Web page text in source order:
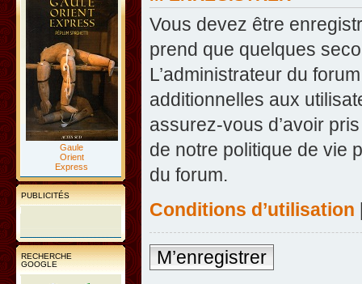
Gaule
Orient
Express
PUBLICITÉS
RECHERCHE
GOOGLE
Vous devez être
prend que quelques
L’administrateur du
additionnelles aux
assurez-vous d’avoir
de notre politique de vie
du forum.
Conditions d’utilisation
M’enregistrer